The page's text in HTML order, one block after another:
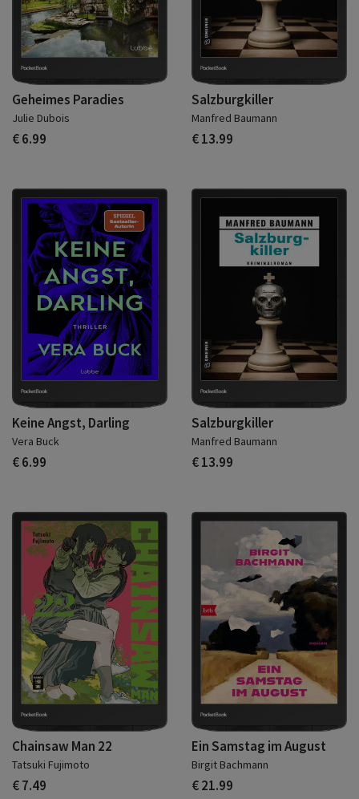
Geheimes Paradies
Julie Dubois
€ 6.99
Salzburgkiller
Manfred Baumann
€ 13.99
Keine Angst, Darling
Vera Buck
€ 6.99
Salzburgkiller
Manfred Baumann
€ 13.99
Chainsaw Man 22
Tatsuki Fujimoto
€ 7.49
Ein Samstag im August
Birgit Bachmann
€ 21.99